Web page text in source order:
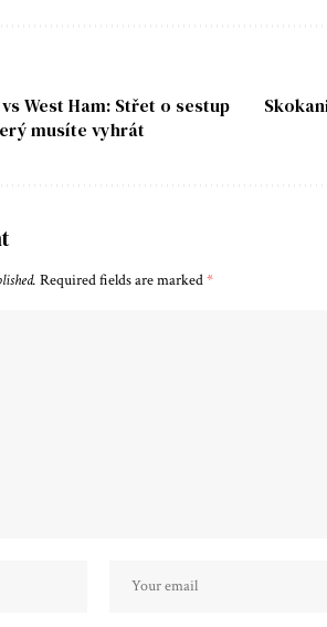
West Ham: Střet o sestup
musíte vyhrát
Required fields are marked*